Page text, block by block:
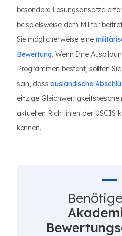
besondere Lösungsansätze
beispielsweise dem Militär
Sie möglicherweise eine
Bewertung. Wenn Ihre
Programmen besteht, sollten
sein, dass ausländische
einzige
aktuellen Richtlinien der USCIS
können.